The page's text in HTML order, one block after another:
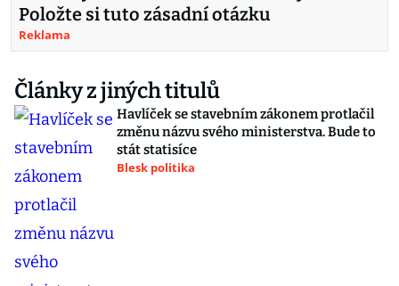
Položte si tuto zásadní otázku
Reklama
Články z jiných titulů
Havlíček se stavebním zákonem protlačil
změnu názvu svého ministerstva. Bude to
stát statisíce
Blesk politika